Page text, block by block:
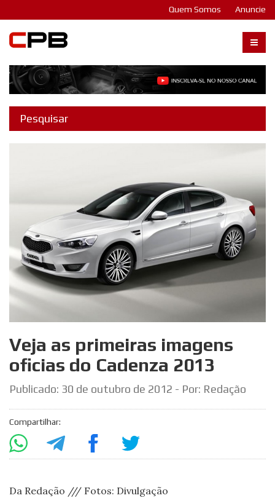
Quem Somos Anuncie
Veja as primeiras imagens
oficias do Cadenza 2013
Publicado: 30 de outubro de 2012 - Por: Redação
Compartilhar:
Da Redação /// Fotos: Divulgação